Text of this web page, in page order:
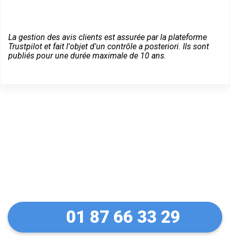
La gestion des avis clients est assurée par la plateforme
Trustpilot et fait l'objet d'un contrôle a posteriori. Ils sont
publiés pour une durée maximale de 10 ans.
01 87 66 33 29